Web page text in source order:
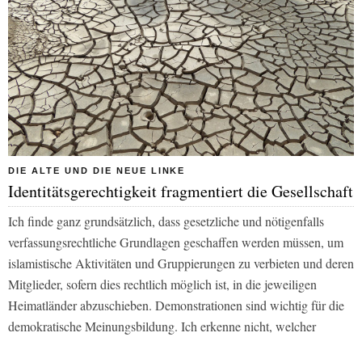
DIE ALTE UND DIE NEUE LINKE
Identitätsgerechtigkeit fragmentiert die Gesellschaft
Ich finde ganz grundsätzlich, dass gesetzliche und nötigenfalls
verfassungsrechtliche Grundlagen geschaffen werden müssen, um
islamistische Aktivitäten und Gruppierungen zu verbieten und deren
Mitglieder, sofern dies rechtlich möglich ist, in die jeweiligen
Heimatländer abzuschieben. Demonstrationen sind wichtig für die
demokratische Meinungsbildung. Ich erkenne nicht, welcher